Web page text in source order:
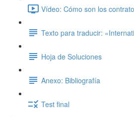
Vídeo: Cómo son los
Texto para traducir:
Hoja de Soluciones
Anexo: Bibliografía
Test final